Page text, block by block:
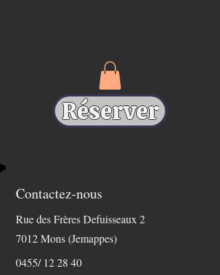
Réserver
Contactez-nous
Rue des Frères Defuisseaux 2
7012 Mons (Jemappes)
0455/ 12 28 40